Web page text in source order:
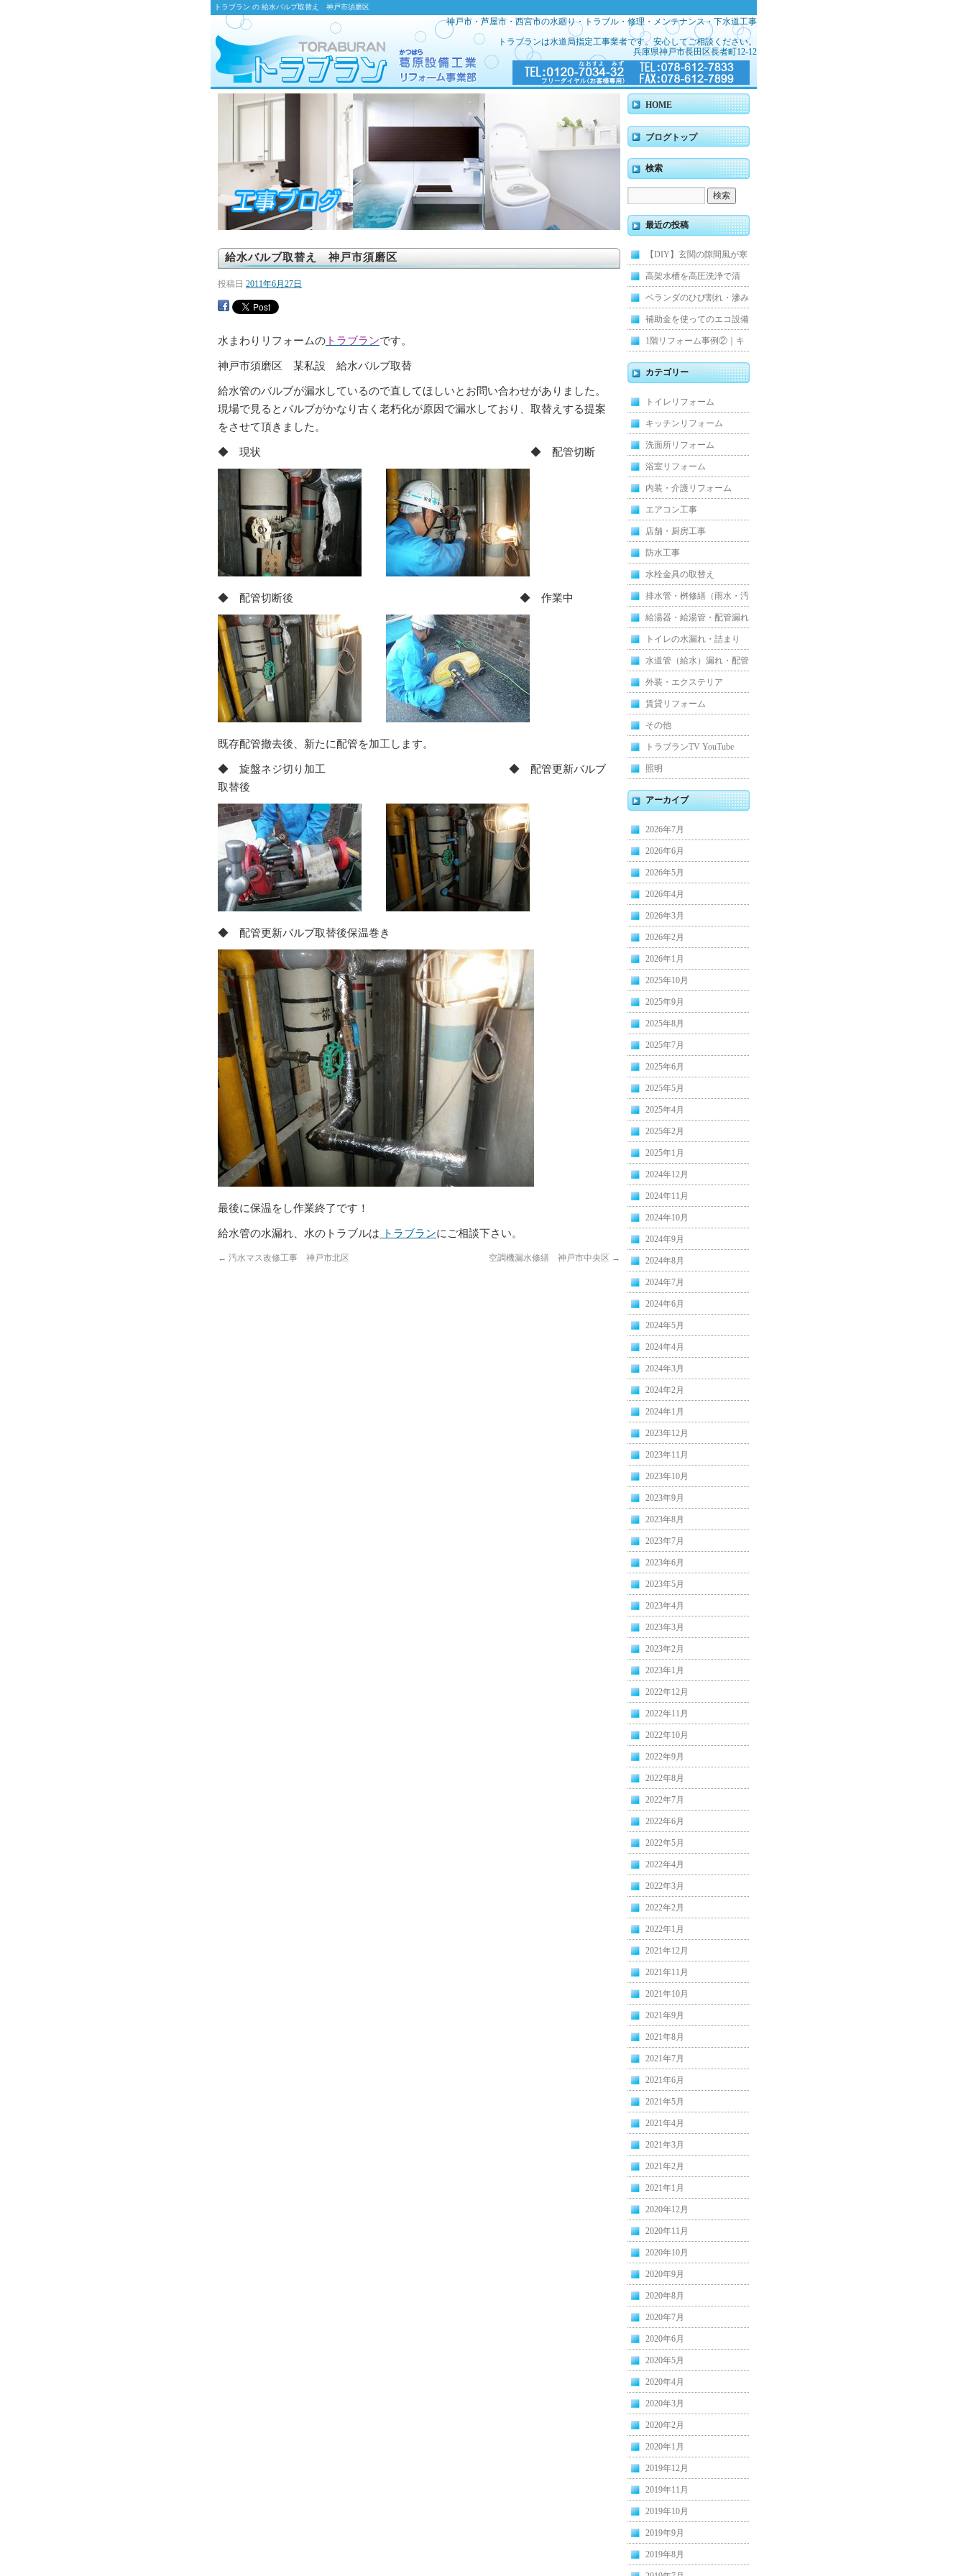
トラブラン の 給水バルブ取替え 神戸市須磨区
神戸市・芦屋市・西宮市の水廻り・トラブル・修理・メンテナンス・下水道工事
トラブランは水道局指定工事業者です。安心してご相談ください。
兵庫県神戸市長田区長者町12-12
給水バルブ取替え 神戸市須磨区
投稿日 2011年6月27日
水まわりリフォームの トラブランです。
神戸市須磨区 某私設 給水バルブ取替
給水管のバルブが漏水しているので直してほしいとお問い合わせがありました。
現場で見るとバルブがかなり古く老朽化が原因で漏水しており、取替えする提案
をさせて頂きました。
◆ 現状 ◆ 配管切断
◆ 配管切断後 ◆ 作業中
既存配管撤去後、新たに配管を加工します。
◆ 旋盤ネジ切り加工 ◆ 配管更新バルブ
取替後
◆ 配管更新バルブ取替後保温巻き
最後に保温をし作業終了です！
給水管の水漏れ、水のトラブルは トラブランにご相談下さい。
← 汚水マス改修工事 神戸市北区 空調機漏水修繕 神戸市中央区 →
HOME
ブログトップ
検索
最近の投稿
【DIY】玄関の隙間風が寒
くて断熱ドアに交換しまし
た
高架水槽を高圧洗浄で清
掃！衛生的な給水環境を維
持｜施工事例
ベランダのひび割れ・滲み
を解消！賃貸マンション防
水工事
補助金を使ってのエコ設備
住宅リフォーム
1階リフォーム事例②｜キ
ッチン・床・収納を一新
し、扉新設で動線を整えた
全面改修
カテゴリー
トイレリフォーム
キッチンリフォーム
洗面所リフォーム
浴室リフォーム
内装・介護リフォーム
エアコン工事
店舗・厨房工事
防水工事
水栓金具の取替え
排水管・桝修繕（雨水・汚
水）
給湯器・給湯管・配管漏れ
トイレの水漏れ・詰まり
水道管（給水）漏れ・配管
外装・エクステリア
賃貸リフォーム
その他
トラブランTV YouTube
照明
アーカイブ
2026年7月
2026年6月
2026年5月
2026年4月
2026年3月
2026年2月
2026年1月
2025年10月
2025年9月
2025年8月
2025年7月
2025年6月
2025年5月
2025年4月
2025年2月
2025年1月
2024年12月
2024年11月
2024年10月
2024年9月
2024年8月
2024年7月
2024年6月
2024年5月
2024年4月
2024年3月
2024年2月
2024年1月
2023年12月
2023年11月
2023年10月
2023年9月
2023年8月
2023年7月
2023年6月
2023年5月
2023年4月
2023年3月
2023年2月
2023年1月
2022年12月
2022年11月
2022年10月
2022年9月
2022年8月
2022年7月
2022年6月
2022年5月
2022年4月
2022年3月
2022年2月
2022年1月
2021年12月
2021年11月
2021年10月
2021年9月
2021年8月
2021年7月
2021年6月
2021年5月
2021年4月
2021年3月
2021年2月
2021年1月
2020年12月
2020年11月
2020年10月
2020年9月
2020年8月
2020年7月
2020年6月
2020年5月
2020年4月
2020年3月
2020年2月
2020年1月
2019年12月
2019年11月
2019年10月
2019年9月
2019年8月